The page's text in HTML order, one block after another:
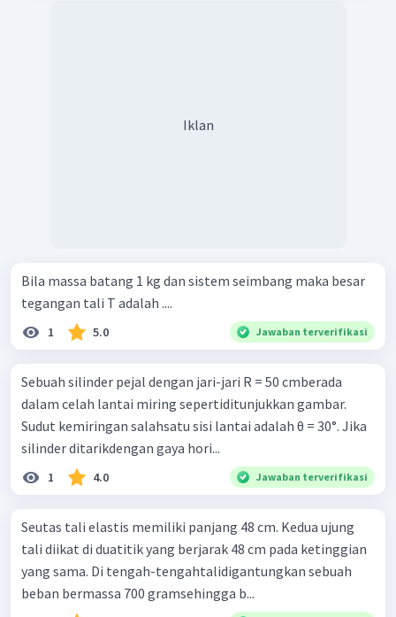
Iklan
Bila massa batang 1 kg dan sistem seimbang maka besar
tegangan tali T adalah ....
1 5.0 Jawaban terverifikasi
Sebuah silinder pejal dengan jari-jari R = 50 cmberada
dalam celah lantai miring sepertiditunjukkan gambar.
Sudut kemiringan salahsatu sisi lantai adalah θ = 30°. Jika
silinder ditarikdengan gaya hori...
1 4.0 Jawaban terverifikasi
Seutas tali elastis memiliki panjang 48 cm. Kedua ujung
tali diikat di duatitik yang berjarak 48 cm pada ketinggian
yang sama. Di tengah-tengahtalidigantungkan sebuah
beban bermassa 700 gramsehingga b...